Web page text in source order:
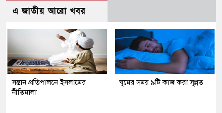
এ জাতীয় আরো খবর
সন্তান প্রতিপালনে ইসলামের
নীতিমালা
ঘুমের সময় ৯টি কাজ করা সুন্নত